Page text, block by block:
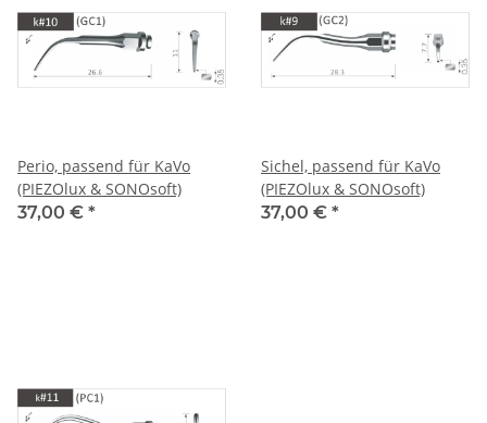
Perio, passend für KaVo
(PIEZOlux & SONOsoft)
37,00 € *
Sichel, passend für KaVo
(PIEZOlux & SONOsoft)
37,00 € *